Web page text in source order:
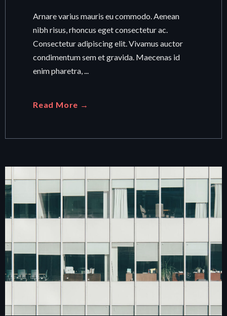
Arnare varius mauris eu commodo. Aenean
nibh risus, rhoncus eget consectetur ac.
Consectetur adipiscing elit. Vivamus auctor
condimentum sem et gravida. Maecenas id
enim pharetra, ...
Read More →